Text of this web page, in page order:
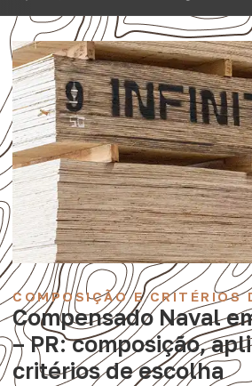
COMPOSIÇÃO E CRITÉRIOS
Compensado Naval
– PR: composição,
critérios de escolha